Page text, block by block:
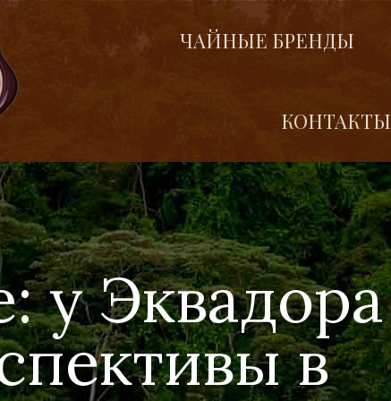
ЧАЙНЫЕ БРЕНДЫ
КОНТАКТЫ
у Эквадора
в